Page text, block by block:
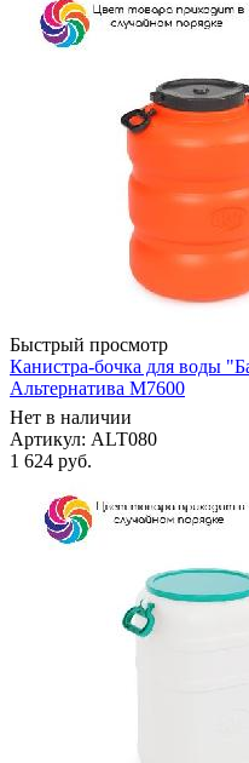
Быстрый просмотр
Канистра-бочка для воды
Альтернатива М7600
Нет в наличии
Артикул: ALT080
1 624 руб.